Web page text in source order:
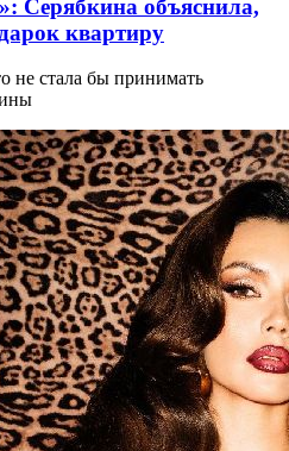
Серябкина объяснила,
квартиру
не стала бы принимать